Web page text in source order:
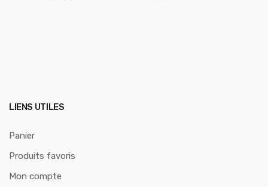
LIENS UTILES
Panier
Produits favoris
Mon compte